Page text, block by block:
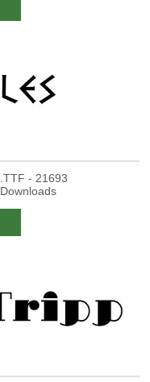
.TTF - 21693
Downloads